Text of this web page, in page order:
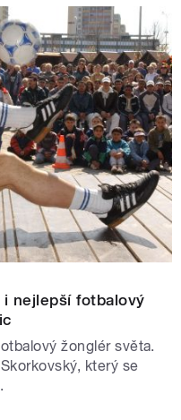
nejlepší fotbalový
žonglér světa.
který se